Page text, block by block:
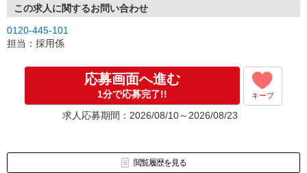
この求人に関するお問い合わせ
0120-445-101
担当：採用係
応募画面へ進む
1分で応募完了!! キープ
求人応募期間：2026/08/10～2026/08/23
閲覧履歴を見る